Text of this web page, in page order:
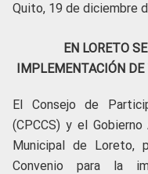
Quito, 19 de diciembre
EN LORETO
IMPLEMENTACIÓN
El Consejo de
(CPCCS) y el
Municipal de Loreto,
Convenio para la